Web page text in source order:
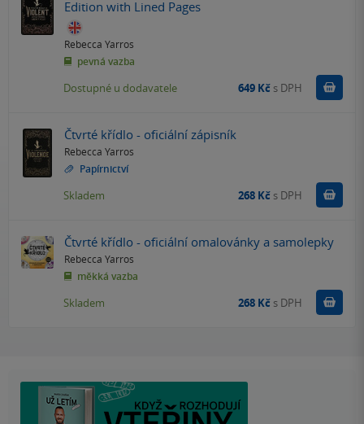
Edition with Lined Pages
Rebecca Yarros
pevná vazba
Dostupné u dodavatele 649 Kč s DPH
Čtvrté křídlo - oficiální zápisník
Rebecca Yarros
Papírnictví
Skladem 268 Kč s DPH
Čtvrté křídlo - oficiální omalovánky a samolepky
Rebecca Yarros
měkká vazba
Skladem 268 Kč s DPH